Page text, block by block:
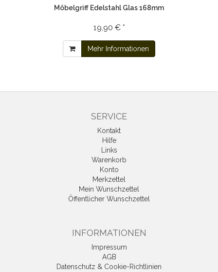
Möbelgriff Edelstahl Glas 168mm
19,90 € *
Mehr Informationen
SERVICE
Kontakt
Hilfe
Links
Warenkorb
Konto
Merkzettel
Mein Wunschzettel
Öffentlicher Wunschzettel
INFORMATIONEN
Impressum
AGB
Datenschutz & Cookie-Richtlinien